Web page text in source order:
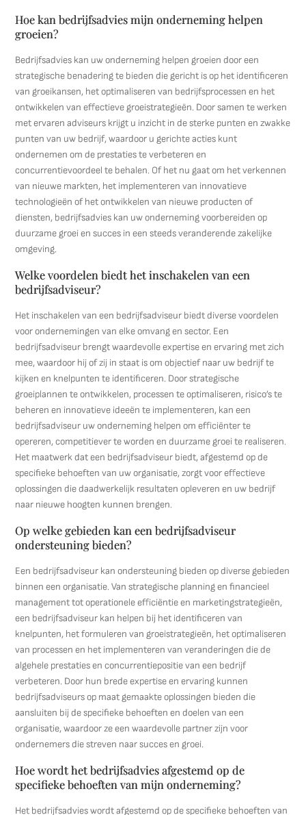
Hoe kan bedrijfsadvies mijn onderneming helpen
groeien?
Bedrijfsadvies kan uw onderneming helpen groeien door een
strategische benadering te bieden die gericht is op het identificeren
van groeikansen, het optimaliseren van bedrijfsprocessen en het
ontwikkelen van effectieve groeistrategieën. Door samen te werken
met ervaren adviseurs krijgt u inzicht in de sterke punten en zwakke
punten van uw bedrijf, waardoor u gerichte acties kunt
ondernemen om de prestaties te verbeteren en
concurrentievoordeel te behalen. Of het nu gaat om het verkennen
van nieuwe markten, het implementeren van innovatieve
technologieën of het ontwikkelen van nieuwe producten of
diensten, bedrijfsadvies kan uw onderneming voorbereiden op
duurzame groei en succes in een steeds veranderende zakelijke
omgeving.
Welke voordelen biedt het inschakelen van een
bedrijfsadviseur?
Het inschakelen van een bedrijfsadviseur biedt diverse voordelen
voor ondernemingen van elke omvang en sector. Een
bedrijfsadviseur brengt waardevolle expertise en ervaring met zich
mee, waardoor hij of zij in staat is om objectief naar uw bedrijf te
kijken en knelpunten te identificeren. Door strategische
groeiplannen te ontwikkelen, processen te optimaliseren, risico’s te
beheren en innovatieve ideeën te implementeren, kan een
bedrijfsadviseur uw onderneming helpen om efficiënter te
opereren, competitiever te worden en duurzame groei te realiseren.
Het maatwerk dat een bedrijfsadviseur biedt, afgestemd op de
specifieke behoeften van uw organisatie, zorgt voor effectieve
oplossingen die daadwerkelijk resultaten opleveren en uw bedrijf
naar nieuwe hoogten kunnen brengen.
Op welke gebieden kan een bedrijfsadviseur
ondersteuning bieden?
Een bedrijfsadviseur kan ondersteuning bieden op diverse gebieden
binnen een organisatie. Van strategische planning en financieel
management tot operationele efficiëntie en marketingstrategieën,
een bedrijfsadviseur kan helpen bij het identificeren van
knelpunten, het formuleren van groeistrategieën, het optimaliseren
van processen en het implementeren van veranderingen die de
algehele prestaties en concurrentiepositie van een bedrijf
verbeteren. Door hun brede expertise en ervaring kunnen
bedrijfsadviseurs op maat gemaakte oplossingen bieden die
aansluiten bij de specifieke behoeften en doelen van een
organisatie, waardoor ze een waardevolle partner zijn voor
ondernemers die streven naar succes en groei.
Hoe wordt het bedrijfsadvies afgestemd op de
specifieke behoeften van mijn onderneming?
Het bedrijfsadvies wordt afgestemd op de specifieke behoeften van